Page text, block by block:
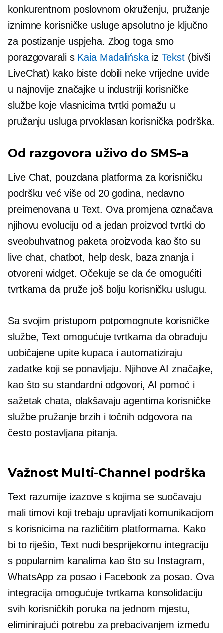
konkurentnom poslovnom okruženju, pružanje
iznimne korisničke usluge apsolutno je ključno
za postizanje uspjeha. Zbog toga smo
porazgovarali s Kaia Madalińskaiz Tekst (bivši
LiveChat) kako biste dobili neke vrijedne uvide
u najnovije značajke u industriji korisničke
službe koje vlasnicima tvrtki pomažu u
pružanju usluga prvoklasan korisnička podrška.
Od razgovora uživo do SMS-a
Live Chat, pouzdana platforma za korisničku
podršku već više od 20 godina, nedavno
preimenovana u Text. Ova promjena označava
njihovu evoluciju od a jedan proizvod tvrtki do
sveobuhvatnog paketa proizvoda kao što su
live chat, chatbot, help desk, baza znanja i
otvoreni widget. Očekuje se da će omogućiti
tvrtkama da pruže još bolju korisničku uslugu.
Sa svojim pristupom potpomognute korisničke
službe, Text omogućuje tvrtkama da obrađuju
uobičajene upite kupaca i automatiziraju
zadatke koji se ponavljaju. Njihove AI značajke,
kao što su standardni odgovori, AI pomoć i
sažetak chata, olakšavaju agentima korisničke
službe pružanje brzih i točnih odgovora na
često postavljana pitanja.
Važnost Multi-Channel podrška
Text razumije izazove s kojima se suočavaju
mali timovi koji trebaju upravljati komunikacijom
s korisnicima na različitim platformama. Kako
bi to riješio, Text nudi besprijekornu integraciju
s popularnim kanalima kao što su Instagram,
WhatsApp za posao i Facebook za posao. Ova
integracija omogućuje tvrtkama konsolidaciju
svih korisničkih poruka na jednom mjestu,
eliminirajući potrebu za prebacivanjem između